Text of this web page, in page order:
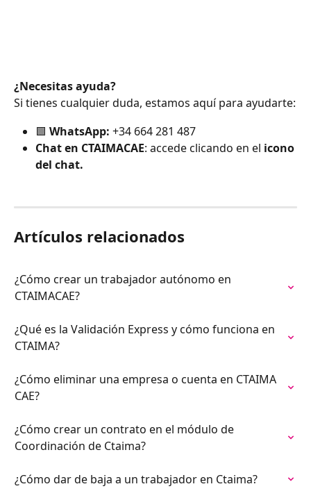
¿Necesitas ayuda?
Si tienes cualquier duda, estamos aquí para ayudarte:
🟩 WhatsApp: +34 664 281 487
Chat en CTAIMACAE: accede clicando en el icono
del chat.
Artículos relacionados
¿Cómo crear un trabajador autónomo en
CTAIMACAE?
¿Qué es la Validación Express y cómo funciona en
CTAIMA?
¿Cómo eliminar una empresa o cuenta en CTAIMA
CAE?
¿Cómo crear un contrato en el módulo de
Coordinación de Ctaima?
¿Cómo dar de baja a un trabajador en Ctaima?